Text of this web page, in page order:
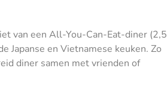
van een All-You-Can-Eat-diner (2,5
Japanse en Vietnamese keuken. Zo
diner samen met vrienden of